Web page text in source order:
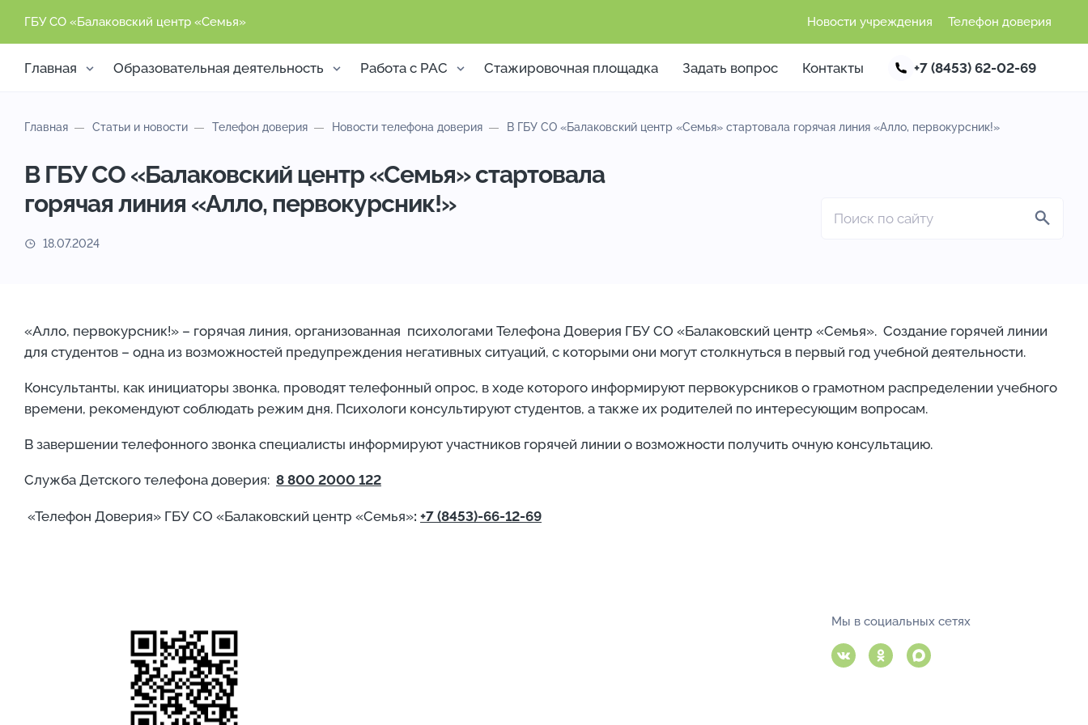
ГБУ СО «Балаковский центр «Семья» Новости учреждения Телефон доверия
Главная Образовательная деятельность Работа с РАС Стажировочная площадка Задать вопрос Контакты +7 (8453) 62-02-69
Главная Статьи и новости Телефон доверия Новости телефона доверия В ГБУ СО «Балаковский центр «Семья» стартовала горячая линия «Алло, первокурсник!»
В ГБУ СО «Балаковский центр «Семья» стартовала
горячая линия «Алло, первокурсник!»
18.07.2024
«Алло, первокурсник!» – горячая линия, организованная психологами Телефона Доверия ГБУ СО «Балаковский центр «Семья». Создание горячей линии
для студентов – одна из возможностей предупреждения негативных ситуаций, с которыми они могут столкнуться в первый год учебной деятельности.
Консультанты, как инициаторы звонка, проводят телефонный опрос, в ходе которого информируют первокурсников о грамотном распределении учебного
времени, рекомендуют соблюдать режим дня. Психологи консультируют студентов, а также их родителей по интересующим вопросам.
В завершении телефонного звонка специалисты информируют участников горячей линии о возможности получить очную консультацию.
Служба Детского телефона доверия: 8 800 2000 122
«Телефон Доверия» ГБУ СО «Балаковский центр «Семья»: +7 (8453)-66-12-69
Мы в социальных сетях